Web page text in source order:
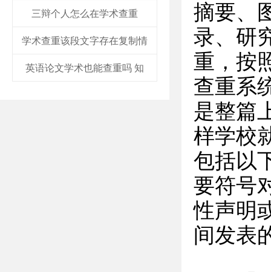
三辩个人怎么在学术查重
学术查重该段文字存在复制情
英语论文学术也能查重吗 知
摘要、
录、研
重，按
查重系
是整篇
样学校
包括以
要符号
性声明
间发表